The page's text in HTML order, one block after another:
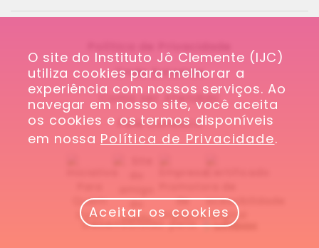
O site do Instituto Jô Clemente (IJC)
utiliza cookies para melhorar a
experiência com nossos serviços. Ao
navegar em nosso site, você aceita
os cookies e os termos disponíveis
em nossa Política de Privacidade.
Aceitar os cookies
Onde Estamos
Como ser Atendido
Fale Conosco
Desenvolvido pela